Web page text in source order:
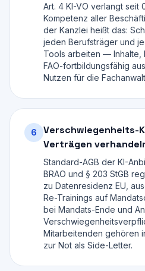
Art. 4 KI-VO verlangt seit
Kompetenz aller
der Kanzlei heißt das:
jeden Berufsträger und
Tools arbeiten — Inhalte,
FAO-fortbildungsfähig
Nutzen für die
6
Verschwiegenheits-
Verträgen
Standard-AGB der KI-
BRAO und § 203 StGB
zu Datenresidenz EU,
Re-Trainings auf
bei Mandats-Ende und
Mitarbeitenden gehören
zur Not als Side-Letter.